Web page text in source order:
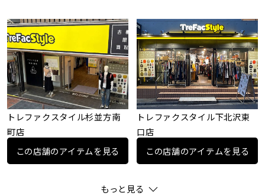
トレファクスタイル杉並方南
町店
この店舗のアイテムを見る
トレファクスタイル下北沢東
口店
この店舗のアイテムを見る
もっと見る